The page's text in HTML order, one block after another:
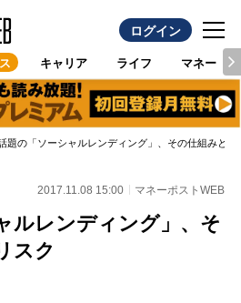
ログイン
キャリア ライフ マネー
題の「ソーシャルレンディング」、その仕組みと潜
2017.11.08 15:00 マネーポストWEB
ルレンディング」、そ
スク